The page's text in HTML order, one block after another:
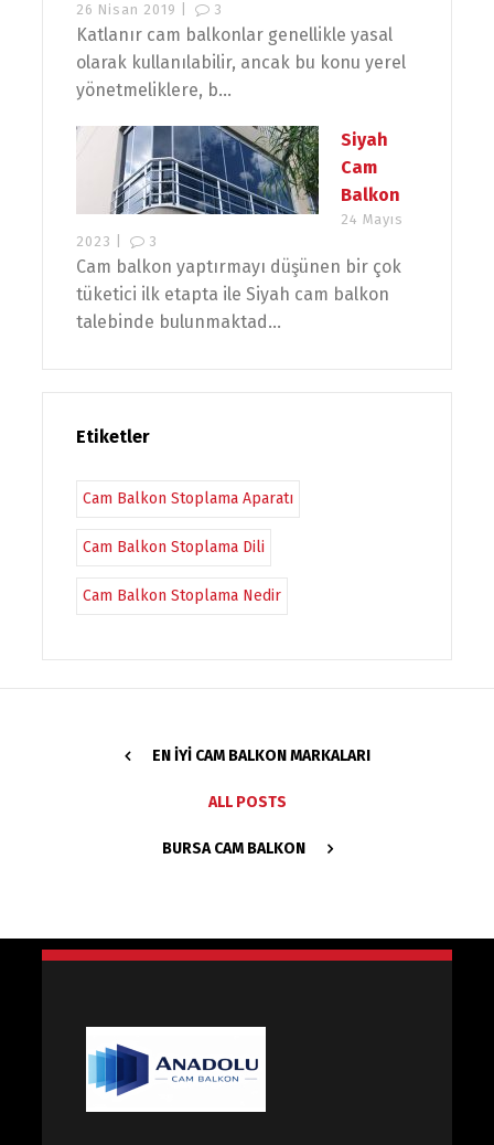
26 Nisan 2019 | 3
Katlanır cam balkonlar genellikle yasal
olarak kullanılabilir, ancak bu konu yerel
yönetmeliklere, b...
Siyah
Cam
Balkon
24 Mayıs
2023 |
3
Cam balkon yaptırmayı düşünen bir çok
tüketici ilk etapta ile Siyah cam balkon
talebinde bulunmaktad...
Etiketler
Cam Balkon Stoplama Aparatı
Cam Balkon Stoplama Dili
Cam Balkon Stoplama Nedir
EN IYI CAM BALKON MARKALARI
ALL POSTS
BURSA CAM BALKON